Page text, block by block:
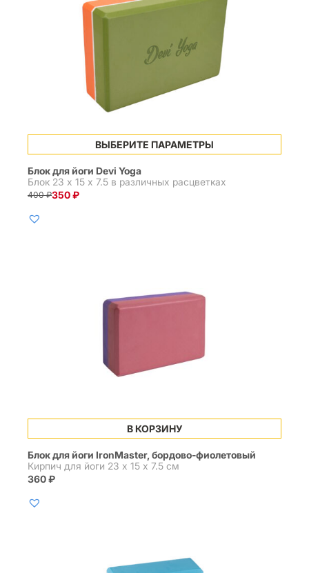
ВЫБЕРИТЕ ПАРАМЕТРЫ
Этот
товар
вариаций.
Блок для йоги Devi Yoga
Блок 23 x 15 x 7.5 в различных расцветках
400₽
Первоначальная
цена
составляла
350₽
Текущая
цена:
350 ₽.
В КОРЗИНУ
Блок для йоги IronMaster, бордово-фиолетовый
Кирпич для йоги 23 х 15 х 7.5 см
360₽